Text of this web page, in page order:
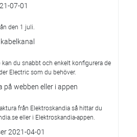
07-01
den 1 juli.
kan du snabbt och enkelt konfigurera de
Electric som du behöver.
webben eller i appen
från Elektroskandia så hittar du
eller i Elektro­skandia-appen.
2021-04-01